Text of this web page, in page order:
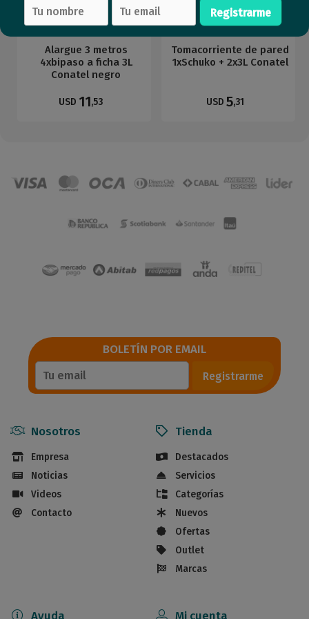
Alargue 3 metros
4xbipaso a ficha 3L
Conatel negro
USD 11,53
Tomacorriente de pared
1xSchuko + 2x3L Conatel
USD 5,31
Registrarme
BOLETÍN POR EMAIL
Registrarme
Nosotros
Empresa
Noticias
Videos
Contacto
Tienda
Destacados
Servicios
Categorías
Nuevos
Ofertas
Outlet
Marcas
Ayuda Mi cuenta